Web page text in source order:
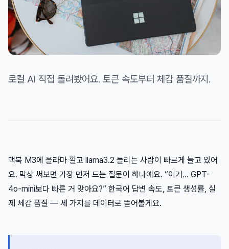
로컬 AI 직접 돌려봤어요. 토큰 속도부터 체감 품질까지.
맥북 M3에 올라마 깔고 llama3.2 돌리는 사람이 빠르게 늘고 있어
요. 막상 써보면 가장 먼저 드는 질문이 하나예요. “이거… GPT-
4o-mini보다 빠른 거 맞아요?” 한국어 답변 속도, 토큰 생성률, 실
제 체감 품질 — 세 가지를 데이터로 뜯어볼게요.